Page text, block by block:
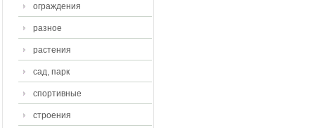
ограждения
разное
растения
сад, парк
спортивные
строения